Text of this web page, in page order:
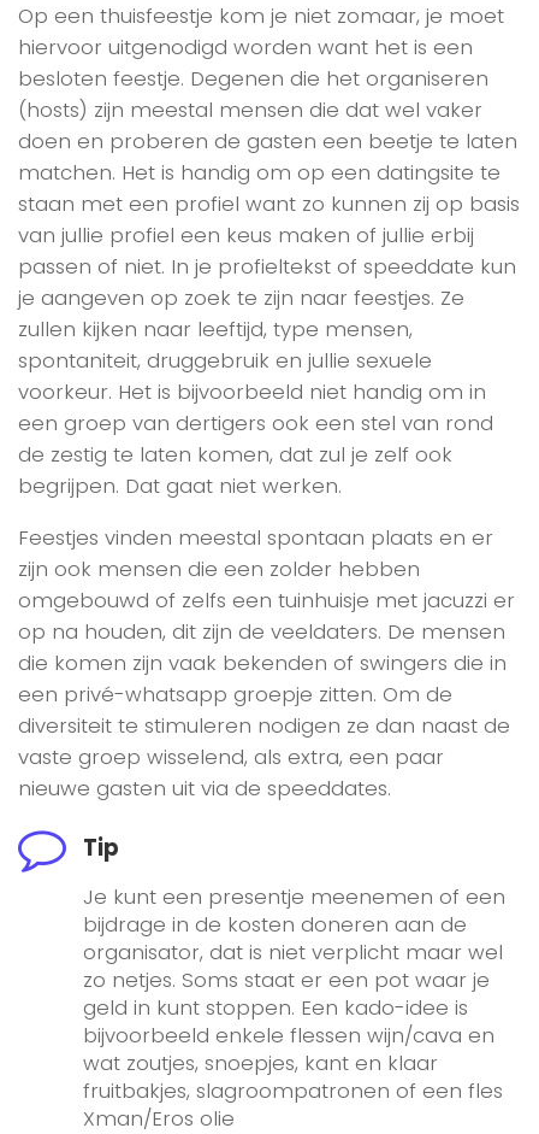
Op een thuisfeestje kom je niet zomaar, je moet
hiervoor uitgenodigd worden want het is een
besloten feestje. Degenen die het organiseren
(hosts) zijn meestal mensen die dat wel vaker
doen en proberen de gasten een beetje te laten
matchen. Het is handig om op een datingsite te
staan met een profiel want zo kunnen zij op basis
van jullie profiel een keus maken of jullie erbij
passen of niet. In je profieltekst of speeddate kun
je aangeven op zoek te zijn naar feestjes. Ze
zullen kijken naar leeftijd, type mensen,
spontaniteit, druggebruik en jullie sexuele
voorkeur. Het is bijvoorbeeld niet handig om in
een groep van dertigers ook een stel van rond
de zestig te laten komen, dat zul je zelf ook
begrijpen. Dat gaat niet werken.
Feestjes vinden meestal spontaan plaats en er
zijn ook mensen die een zolder hebben
omgebouwd of zelfs een tuinhuisje met jacuzzi er
op na houden, dit zijn de veeldaters. De mensen
die komen zijn vaak bekenden of swingers die in
een privé-whatsapp groepje zitten. Om de
diversiteit te stimuleren nodigen ze dan naast de
vaste groep wisselend, als extra, een paar
nieuwe gasten uit via de speeddates.
Tip
Je kunt een presentje meenemen of een
bijdrage in de kosten doneren aan de
organisator, dat is niet verplicht maar wel
zo netjes. Soms staat er een pot waar je
geld in kunt stoppen. Een kado-idee is
bijvoorbeeld enkele flessen wijn/cava en
wat zoutjes, snoepjes, kant en klaar
fruitbakjes, slagroompatronen of een fles
Xman/Eros olie